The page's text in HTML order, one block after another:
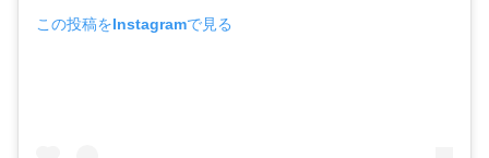
この投稿をInstagramで見る